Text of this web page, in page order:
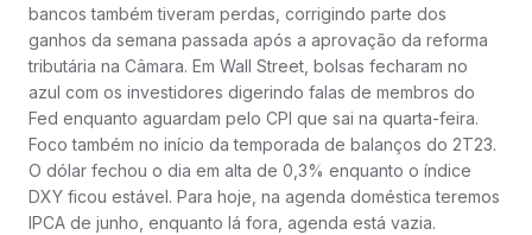
bancos também tiveram perdas, corrigindo parte dos
ganhos da semana passada após a aprovação da reforma
tributária na Câmara. Em Wall Street, bolsas fecharam no
azul com os investidores digerindo falas de membros do
Fed enquanto aguardam pelo CPI que sai na quarta-feira.
Foco também no início da temporada de balanços do 2T23.
O dólar fechou o dia em alta de 0,3% enquanto o índice
DXY ficou estável. Para hoje, na agenda doméstica teremos
IPCA de junho, enquanto lá fora, agenda está vazia.